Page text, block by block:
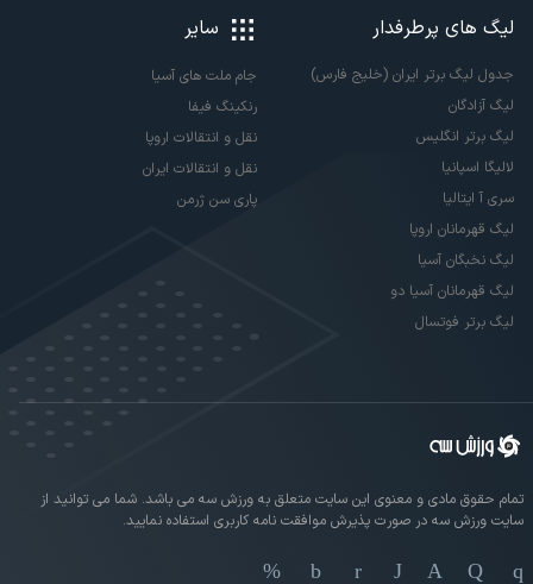
لیگ های پرطرفدار
جدول لیگ برتر ایران (خلیج فارس)
لیگ آزادگان
لیگ برتر انگلیس
لالیگا اسپانیا
سری آ ایتالیا
لیگ قهرمانان اروپا
لیگ نخبگان آسیا
لیگ قهرمانان آسیا دو
لیگ برتر فوتسال
سایر
جام ملت های آسیا
رنکینگ فیفا
نقل و انتقالات اروپا
نقل و انتقالات ایران
پاری سن ژرمن
تمام حقوق مادی و معنوی این سایت متعلق به ورزش سه می باشد. شما می توانید از
سایت ورزش سه در صورت پذیرش موافقت نامه کاربری استفاده نمایید.